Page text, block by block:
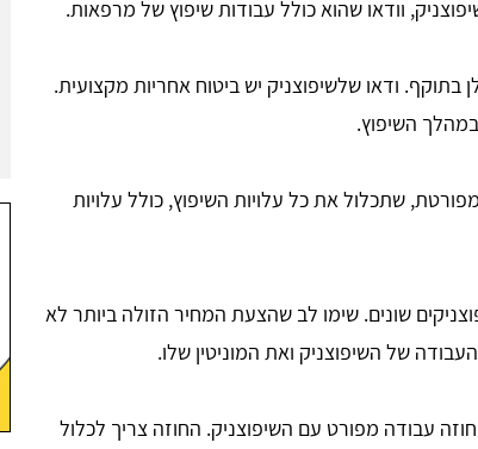
וודאו שהוא כולל עבודות שיפוץ של מרפאות.
בתוקף. ודאו שלשיפוצניק יש ביטוח אחריות מקצועית.
השיפוץ.
שתכלול את כל עלויות השיפוץ, כולל עלויות
שונים. שימו לב שהצעת המחיר הזולה ביותר לא
של השיפוצניק ואת המוניטין שלו.
עבודה מפורט עם השיפוצניק. החוזה צריך לכלול